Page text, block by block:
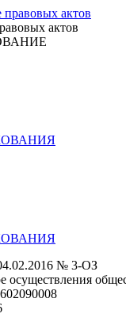
актов
№ 3-ОЗ
осуществления